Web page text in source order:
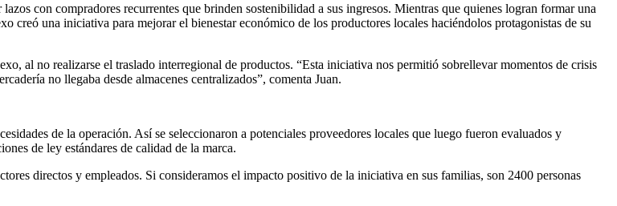
con compradores recurrentes que brinden sostenibilidad a sus ingresos. Mientras que quienes logran formar una
creó una iniciativa para mejorar el bienestar económico de los productores locales haciéndolos protagonistas de su
al no realizarse el traslado interregional de productos. “Esta iniciativa nos permitió sobrellevar momentos de crisis
no llegaba desde almacenes centralizados”, comenta Juan.
de la operación. Así se seleccionaron a potenciales proveedores locales que luego fueron evaluados y
de ley estándares de calidad de la marca.
directos y empleados. Si consideramos el impacto positivo de la iniciativa en sus familias, son 2400 personas